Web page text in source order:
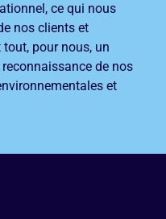
ce qui nous
nos clients et
pour nous, un
de nos
et